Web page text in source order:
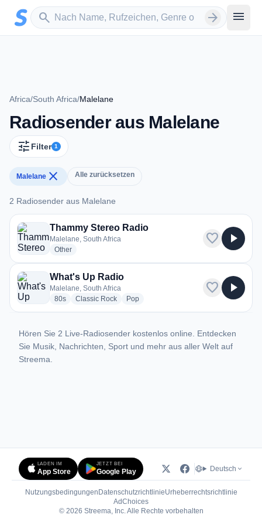
Zum Hauptinhalt springen
search
Sender suchen arrow_forward menu
Africa/South Africa/Malelane
Radiosender aus Malelane
tune Filter 1
Malelane close Alle zurücksetzen
2 Radiosender aus Malelane
2 Radiosender aus Malelane
Thammy Stereo Radio
Malelane, South Africa
Otherradio stations
favorite play_arrow
What's Up Radio
Malelane, South Africa
80sradio stations
Classic Rockradio stations
Popradio stations
favorite play_arrow
Hören Sie 2 Live-Radiosender kostenlos online. Entdecken
Sie Musik, Nachrichten, Sport und mehr aus aller Welt auf
Streema.
LADEN IM
App Store
JETZT BEI
Google Play Deutsch
Nutzungsbedingungen DatenschutzrichtlinieUrheberrechtsrichtlinie
AdChoices(öffnet in neuem Tab)
© 2026 Streema, Inc. Alle Rechte vorbehalten